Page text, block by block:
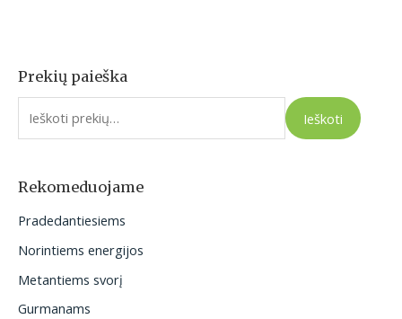
Prekių paieška
I
e
o
:
Ieškoti
Rekomeduojame
Pradedantiesiems
Norintiems energijos
Metantiems svorį
Gurmanams